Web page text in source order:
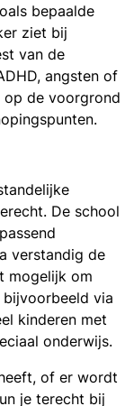
bepaalde
ziet bij
van de
angsten of
op de voorgrond
De school
verstandig de
mogelijk om
via
kinderen met
onderwijs.
of er wordt
je terecht bij